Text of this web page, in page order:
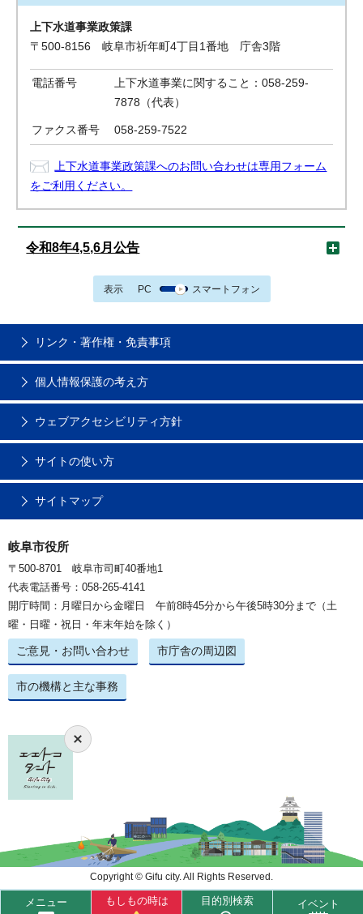
上下水道事業政策課
〒500-8156 岐阜市祈年町4丁目1番地 庁舎3階
電話番号
上下水道事業に関すること：058-259-
7878（代表）
ファクス番号 058-259-7522
上下水道事業政策課へのお問い合わせは専用フォーム
をご利用ください。
令和8年4,5,6月公告
表示 PC スマートフォン
メニュー もしもの時は 目的別検索 イベント
リンク・著作権・免責事項
個人情報保護の考え方
ウェブアクセシビリティ方針
サイトの使い方
サイトマップ
岐阜市役所
〒500-8701 岐阜市司町40番地1
代表電話番号：058-265-4141
開庁時間：月曜日から金曜日 午前8時45分から午後5時30分まで（土
曜・日曜・祝日・年末年始を除く）
ご意見・お問い合わせ 市庁舎の周辺図
市の機構と主な事務
Copyright © Gifu city. All Rights Reserved.